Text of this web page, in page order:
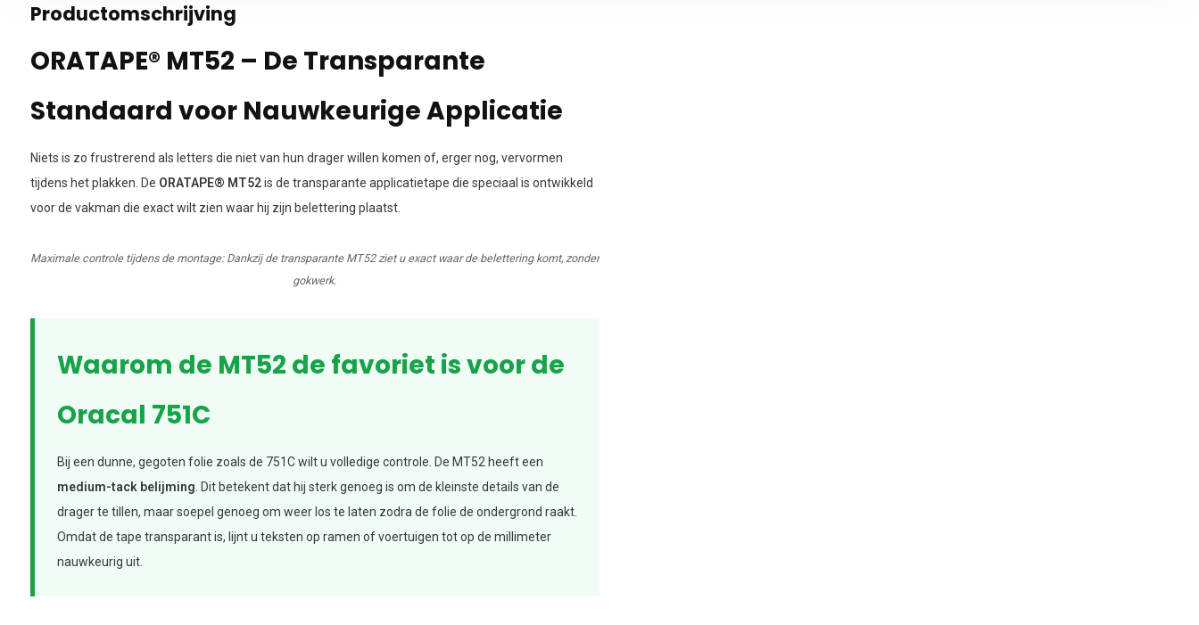
Productomschrijving
ORATAPE® MT52 – De Transparante
Standaard voor Nauwkeurige Applicatie
Niets is zo frustrerend als letters die niet van hun drager willen komen of, erger nog, vervormen
tijdens het plakken. De ORATAPE® MT52is de transparante applicatietape die speciaal is ontwikkeld
voor de vakman die exact wilt zien waar hij zijn belettering plaatst.
Maximale controle tijdens de montage: Dankzij de transparante MT52 ziet u exact waar de belettering komt, zonder
gokwerk.
Waarom de MT52 de favoriet is voor de
Oracal 751C
Bij een dunne, gegoten folie zoals de 751C wilt u volledige controle. De MT52 heeft een
medium-tack belijming . Dit betekent dat hij sterk genoeg is om de kleinste details van de
drager te tillen, maar soepel genoeg om weer los te laten zodra de folie de ondergrond raakt.
Omdat de tape transparant is, lijnt u teksten op ramen of voertuigen tot op de millimeter
nauwkeurig uit.